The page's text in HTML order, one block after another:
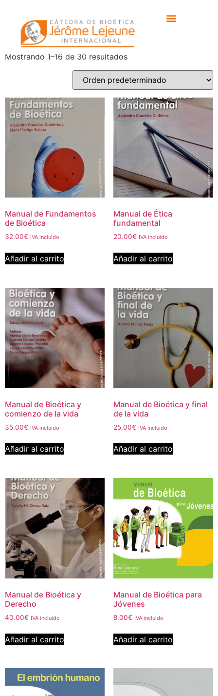
Bioética
Mostrando 1–16 de 30 resultados
Manual de Fundamentos
de Bioética
32.00€ IVA incluido
Añadir al carrito
Manual de Ética
fundamental
20.00€ IVA incluido
Añadir al carrito
Manual de Bioética y
comienzo de la vida
35.00€ IVA incluido
Añadir al carrito
Manual de Bioética y final
de la vida
25.00€ IVA incluido
Añadir al carrito
Manual de Bioética y
Derecho
40.00€ IVA incluido
Añadir al carrito
Manual de Bioética para
Jóvenes
8.00€ IVA incluido
Añadir al carrito